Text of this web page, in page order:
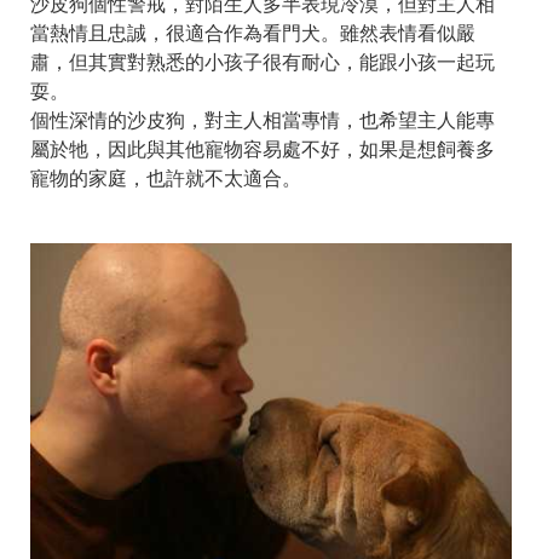
當熱情且忠誠，很適合作為看門犬。雖然表情看似嚴
肅，但其實對熟悉的小孩子很有耐心，能跟小孩一起玩
耍。
個性深情的沙皮狗，對主人相當專情，也希望主人能專
屬於牠，因此與其他寵物容易處不好，如果是想飼養多
寵物的家庭，也許就不太適合。